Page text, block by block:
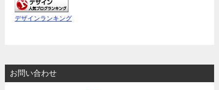
デザインランキング
お問い合わせ